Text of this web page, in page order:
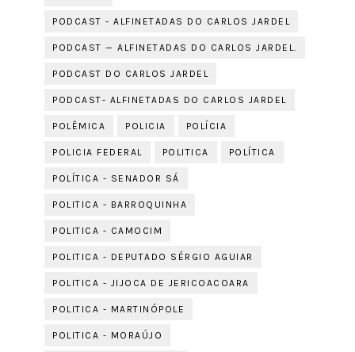
PODCAST - ALFINETADAS DO CARLOS JARDEL
PODCAST — ALFINETADAS DO CARLOS JARDEL.
PODCAST DO CARLOS JARDEL
PODCAST- ALFINETADAS DO CARLOS JARDEL
POLÊMICA POLICIA POLÍCIA
POLICIA FEDERAL POLITICA POLÍTICA
POLÍTICA - SENADOR SÁ
POLITICA - BARROQUINHA
POLITICA - CAMOCIM
POLITICA - DEPUTADO SÉRGIO AGUIAR
POLITICA - JIJOCA DE JERICOACOARA
POLITICA - MARTINÓPOLE
POLITICA - MORAÚJO